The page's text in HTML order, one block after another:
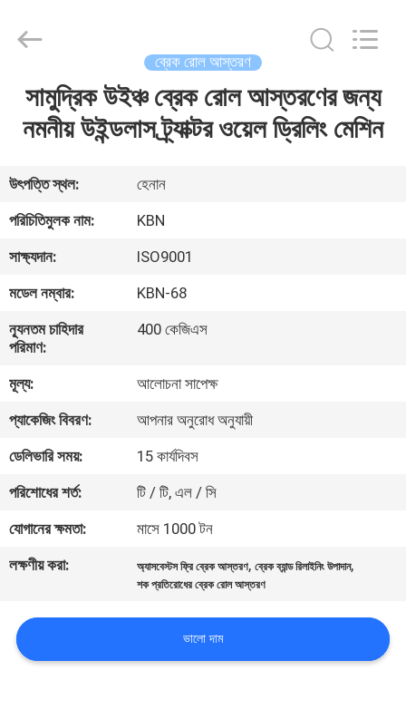
বাড়ি
আমাদের
সম্পর্কে
কারখানা
ভ্রমণ
মান
নিয়ন্ত্রণ
যোগাযোগ
করুন
উদ্ধৃতির
আবেদন
ব্রেক রোল আস্তরণ
সামুদ্রিক উইঞ্চ ব্রেক রোল আস্তরণের জন্য
নমনীয় উইন্ডলাস ট্র্যাক্টর ওয়েল ড্রিলিং মেশিন
উৎপত্তি স্থল:
হেনান
পরিচিতিমুলক নাম:
KBN
সাক্ষ্যদান:
ISO9001
মডেল নম্বার:
KBN-68
ন্যূনতম চাহিদার
পরিমাণ:
400 কেজিএস
মূল্য:
আলোচনা সাপেক্ষ
প্যাকেজিং বিবরণ:
আপনার অনুরোধ অনুযায়ী
ডেলিভারি সময়:
15 কার্যদিবস
পরিশোধের শর্ত:
টি / টি, এল / সি
যোগানের ক্ষমতা:
মাসে 1000 টন
লক্ষণীয় করা:
অ্যাসবেস্টস ফ্রি ব্রেক আস্তরণ,ব্রেক ব্যান্ড রিলাইনিং উপাদান,
শক প্রতিরোধের ব্রেক রোল আস্তরণ
ভালো দাম